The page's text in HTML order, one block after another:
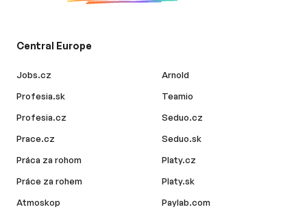
Central Europe
Jobs.cz
Profesia.sk
Profesia.cz
Prace.cz
Práca za rohom
Práce za rohem
Atmoskop
Arnold
Teamio
Seduo.cz
Seduo.sk
Platy.cz
Platy.sk
Paylab.com